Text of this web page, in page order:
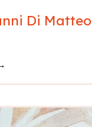
Di Matteo